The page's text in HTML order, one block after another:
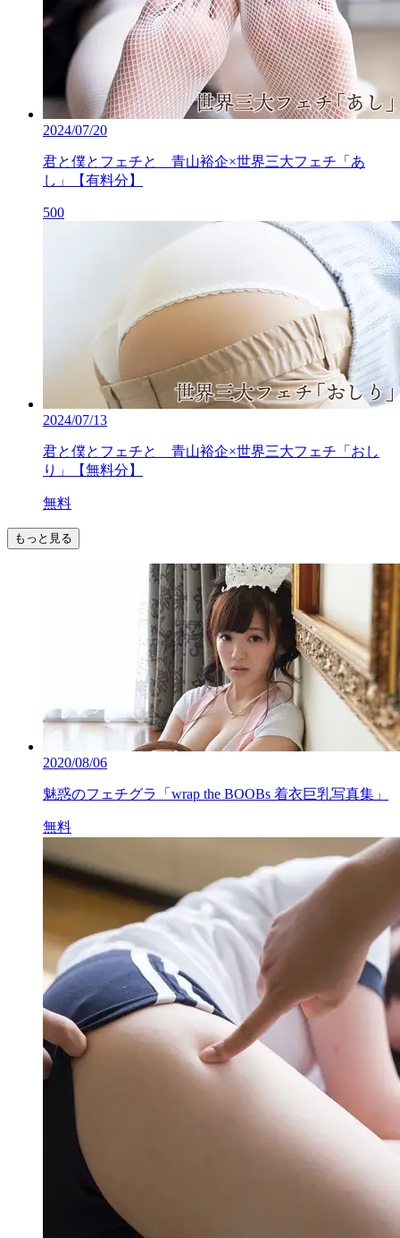
2024/07/20
君と僕とフェチと 青山裕企×世界三大フェチ「あ
し」【有料分】
500
2024/07/13
君と僕とフェチと 青山裕企×世界三大フェチ「おし
り」【無料分】
無料
もっと見る
2020/08/06
魅惑のフェチグラ「wrap the BOOBs 着衣巨乳写真集」
無料